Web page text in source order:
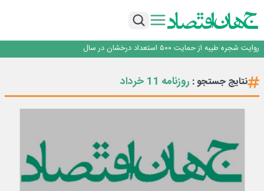
کنترل و ماژول وایرلس بومی‌سازی شده جرثقیل‌های فولاد هرمزگان، جایگزین نمونه
خارجی
روزنامه ۱۹ مرداد
روایت شجره طیبه از حمایت ۵۰۰ استعداد درخشان در سال
با آزمون موفقیت‌آمیز بیش از یک سال بهره‌برداری و بدون خرابی حاصل شد؛ ریموت
کنترل و ماژول وایرلس بومی‌سازی شده جرثقیل‌های فولاد هرمزگان، جایگزین نمونه
خارجی
روزنامه ۱۹ مردادنتایج جستجو : روزنامه 11 خرداد